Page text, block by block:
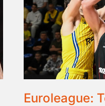
Euroleague: